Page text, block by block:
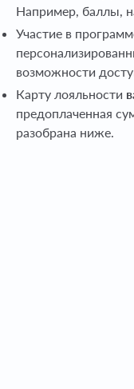
Например, баллы,
Участие в
возможности
Карту лояльности
предоплаченная
разобрана ниже.